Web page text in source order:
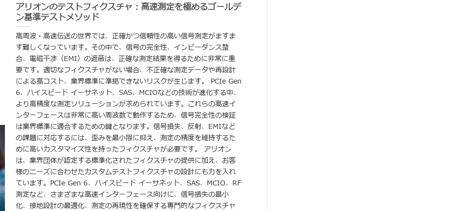
アリオンのテストフィクスチャ：高速測定を極めるゴールデ
ン基準テストメソッド
高周波・高速伝送の世界では、正確かつ信頼性の高い信号測定がますま
す難しくなっています。その中で、信号の完全性、インピーダンス整
合、電磁干渉（EMI）の遮蔽は、正確な測定結果を得るために非常に重
要です。適切なフィクスチャがない場合、不正確な測定データや再設計
による高コスト、業界標準に準拠できないリスクが生じます。 PCIe Gen
6、ハイスピード イーサネット、SAS、MCIOなどの技術が進化する中、
より高精度な測定ソリューションが求められています。これらの高速イ
ンターフェースは非常に高い周波数で動作するため、信号完全性の検証
は業界標準に適合するための鍵となります。信号損失、反射、EMIなど
の課題に対応するには、歪みを最小限に抑え、測定の精度を維持するた
めに高いカスタマイズ性を持ったフィクスチャが必要です。 アリオン
は、業界団体が認定する標準化されたフィクスチャの提供に加え、お客
様のニーズに合わせたカスタムテストフィクスチャの設計にも力を入れ
ています。PCIe Gen 6、ハイスピード イーサネット、SAS、MCIO、RF
測定など、さまざまな高速インターフェース向けに、信号損失の最小
化、接地設計の最適化、測定の再現性を確保する専門的なフィクスチャ